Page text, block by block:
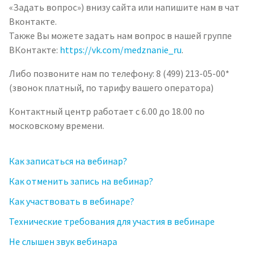
«Задать вопрос») внизу сайта или напишите нам в чат
Вконтакте.
Также Вы можете задать нам вопрос в нашей группе
ВКонтакте: https://vk.com/medznanie_ru.
Либо позвоните нам по телефону: 8 (499) 213-05-00*
(звонок платный, по тарифу вашего оператора)
Контактный центр работает с 6.00 до 18.00 по
московскому времени.
Как записаться на вебинар?
Как отменить запись на вебинар?
Как участвовать в вебинаре?
Технические требования для участия в вебинаре
Не слышен звук вебинара